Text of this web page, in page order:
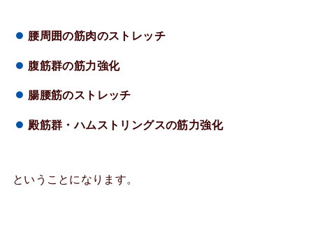
腰周囲の筋肉のストレッチ
腹筋群の筋力強化
腸腰筋のストレッチ
殿筋群・ハムストリングスの筋力強化
ということになります。